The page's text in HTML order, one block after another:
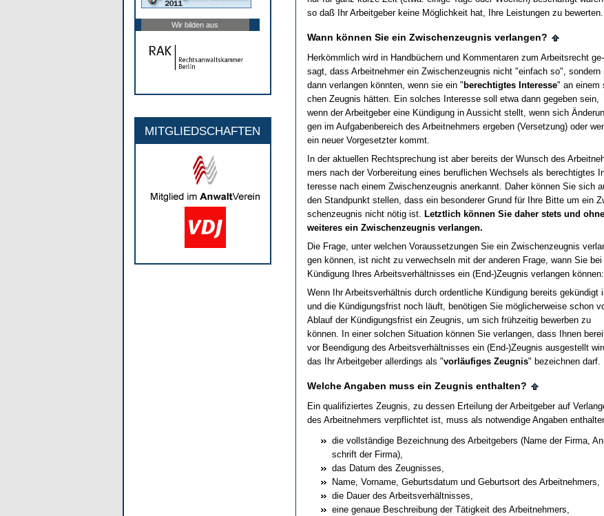
Wir bilden aus
MITGLIEDSCHAFTEN
so daß Ihr Ar­beit­ge­ber kei­ne Möglich­keit hat, Ih­re Leis­tun­gen zu be­wer­ten.
Wann können Sie ein Zwi­schen­zeug­nis ver­lan­gen?
Herkömmlich wird in Handbüchern und Kom­men­ta­ren zum Ar­beits­recht ge­
sagt, dass Ar­beit­neh­mer ein Zwi­schen­zeug­nis nicht "ein­fach so", son­dern
dann ver­lan­gen könn­ten, wenn sie ein " be­rech­tig­tes In­ter­es­se" an ei­nem
chen Zeug­nis hätten. Ein sol­ches In­ter­es­se soll et­wa dann ge­ge­ben sein,
wenn der Ar­beit­ge­ber ei­ne Kündi­gung in Aus­sicht stellt, wenn sich
gen im Auf­ga­ben­be­reich des Ar­beit­neh­mers er­ge­ben (Ver­set­zung) oder
ein neu­er Vor­ge­setz­ter kommt.
In der ak­tu­el­len Recht­spre­chung ist aber be­reits der Wunsch des
mers nach der Vor­be­rei­tung ei­nes be­ruf­li­chen Wech­sels als be­rech­tig­tes
ter­es­se nach ei­nem Zwi­schen­zeug­nis an­er­kannt. Da­her können Sie sich
den Stand­punkt stel­len, dass ein be­son­de­rer Grund für Ih­re Bit­te um ein
schen­zeug­nis nicht nötig ist.
Letzt­lich können Sie da­her stets und oh­ne
wei­te­res ein Zwi­schen­zeug­nis ver­lan­gen.
Die Fra­ge, un­ter wel­chen Vor­aus­set­zun­gen Sie ein Zwi­schen­zeug­nis
gen können, ist nicht zu ver­wech­seln mit der an­de­ren Fra­ge, wann Sie bei
Kündi­gung Ih­res Ar­beits­verhält­nis­ses ein (End-)Zeug­nis ver­lan­gen können:
Wenn Ihr Ar­beits­verhält­nis durch or­dent­li­che Kündi­gung be­reits gekündigt
und die Kündi­gungs­frist noch läuft, benöti­gen Sie mögli­cher­wei­se schon
Ab­lauf der Kündi­gungs­frist ein Zeug­nis, um sich frühzei­tig be­wer­ben zu
können. In ei­ner sol­chen Si­tua­ti­on können Sie ver­lan­gen, dass Ih­nen
vor Be­en­di­gung des Ar­beits­verhält­nis­ses ein (End-)Zeug­nis aus­ge­stellt
das Ihr Ar­beit­ge­ber al­ler­dings als "vorläufi­ges Zeug­nis" be­zeich­nen darf.
Wel­che An­ga­ben muss ein Zeug­nis ent­hal­ten?
Ein qua­li­fi­zier­tes Zeug­nis, zu des­sen Er­tei­lung der Ar­beit­ge­ber auf
des Ar­beit­neh­mers ver­pflich­tet ist, muss als not­wen­di­ge An­ga­ben
die vollständi­ge Be­zeich­nung des Ar­beit­ge­bers (Na­me der Fir­ma,
schrift der Fir­ma),
das Da­tum des Zeug­nis­ses,
Na­me, Vor­na­me, Ge­burts­da­tum und Ge­burts­ort des Ar­beit­neh­mers,
die Dau­er des Ar­beits­verhält­nis­ses,
ei­ne ge­naue Be­schrei­bung der Tätig­keit des Ar­beit­neh­mers,